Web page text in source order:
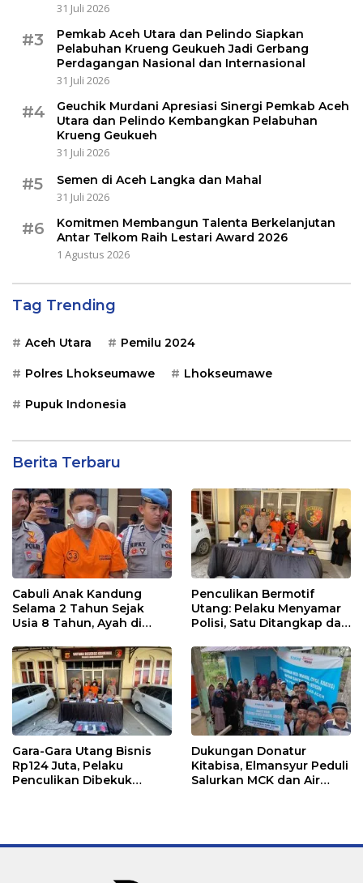
31 Juli 2026
#3
Pemkab Aceh Utara dan Pelindo Siapkan
Pelabuhan Krueng Geukueh Jadi Gerbang
Perdagangan Nasional dan Internasional
31 Juli 2026
#4
Geuchik Murdani Apresiasi Sinergi Pemkab Aceh
Utara dan Pelindo Kembangkan Pelabuhan
Krueng Geukueh
31 Juli 2026
#5
Semen di Aceh Langka dan Mahal
31 Juli 2026
#6
Komitmen Membangun Talenta Berkelanjutan
Antar Telkom Raih Lestari Award 2026
1 Agustus 2026
Tag Trending
Aceh Utara Pemilu 2024
Polres Lhokseumawe Lhokseumawe
Pupuk Indonesia
Berita Terbaru
Cabuli Anak Kandung
Selama 2 Tahun Sejak
Usia 8 Tahun, Ayah di
Polisi
Penculikan Bermotif
Utang: Pelaku Menyamar
Polisi, Satu Ditangkap dan
Gara-Gara Utang Bisnis
Rp124 Juta, Pelaku
Penculikan Dibekuk
Dukungan Donatur
Kitabisa, Elmansyur Peduli
Salurkan MCK dan Air